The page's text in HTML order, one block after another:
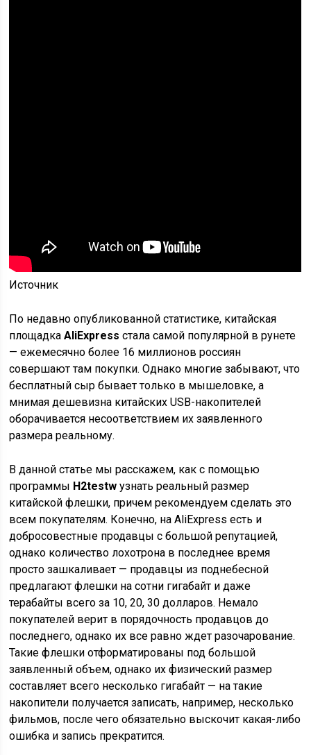
Источник
По недавно опубликованной статистике, китайская
площадкаAliExpress стала самой популярной в рунете
— ежемесячно более 16 миллионов россиян
совершают там покупки. Однако многие забывают, что
бесплатный сыр бывает только в мышеловке, а
мнимая дешевизна китайских USB-накопителей
оборачивается несоответствием их заявленного
размера реальному.
В данной статье мы расскажем, как с помощью
программы H2testw узнать реальный размер
китайской флешки, причем рекомендуем сделать это
всем покупателям. Конечно, на AliExpress есть и
добросовестные продавцы с большой репутацией,
однако количество лохотрона в последнее время
просто зашкаливает — продавцы из поднебесной
предлагают флешки на сотни гигабайт и даже
терабайты всего за 10, 20, 30 долларов. Немало
покупателей верит в порядочность продавцов до
последнего, однако их все равно ждет разочарование.
Такие флешки отформатированы под большой
заявленный объем, однако их физический размер
составляет всего несколько гигабайт — на такие
накопители получается записать, например, несколько
фильмов, после чего обязательно выскочит какая-либо
ошибка и запись прекратится.